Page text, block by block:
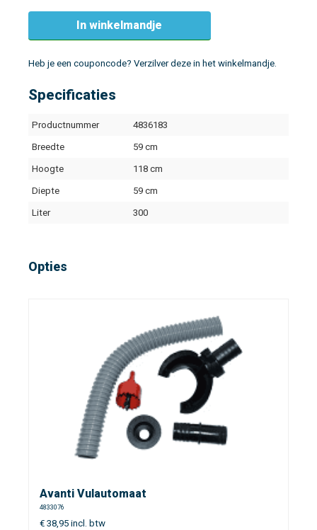
In winkelmandje
Heb je een couponcode? Verzilver deze in het winkelmandje.
Specificaties
Productnummer 4836183
Breedte 59 cm
Hoogte 118 cm
Diepte 59 cm
Liter 300
Opties
Avanti Vulautomaat
4833076
€ 38,95 incl. btw